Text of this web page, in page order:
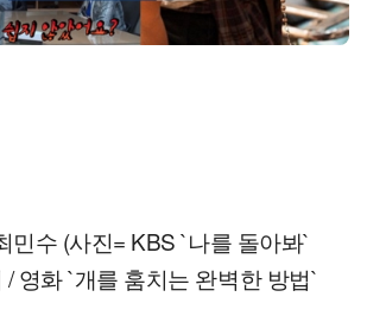
민수 (사진= KBS `나를 돌아봐`
영화 `개를 훔치는 완벽한 방법`